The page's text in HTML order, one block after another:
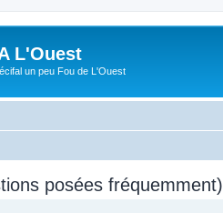
L'Ouest
un peu Fou de L'Ouest
posées fréquemment)